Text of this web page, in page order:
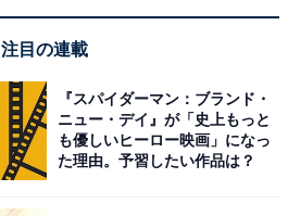
注目の連載
『スパイダーマン：ブランド・
ニュー・デイ』が「史上もっと
も優しいヒーロー映画」になっ
た理由。予習したい作品は？